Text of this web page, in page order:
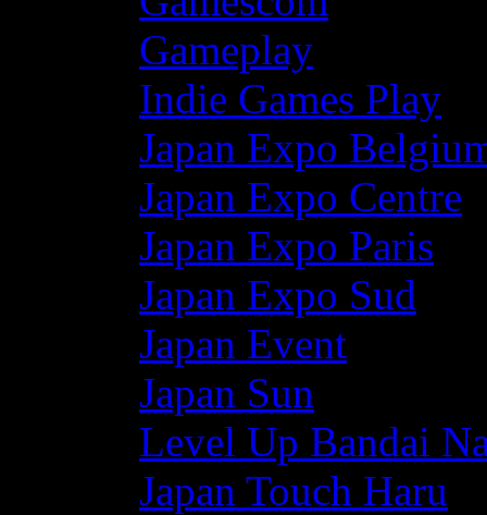
Gameplay
Indie Games Play
Japan Expo
Japan Expo Centre
Japan Expo Paris
Japan Expo Sud
Japan Event
Japan Sun
Level Up Bandai
Japan Touch Haru